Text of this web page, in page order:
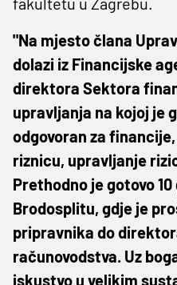
"Na mjesto člana
dolazi iz Financijske
direktora Sektora
upravljanja na kojoj je
odgovoran za
riznicu, upravljanje
Prethodno je gotovo
Brodosplitu, gdje je
pripravnika do
računovodstva. Uz
iskustvo u velikim